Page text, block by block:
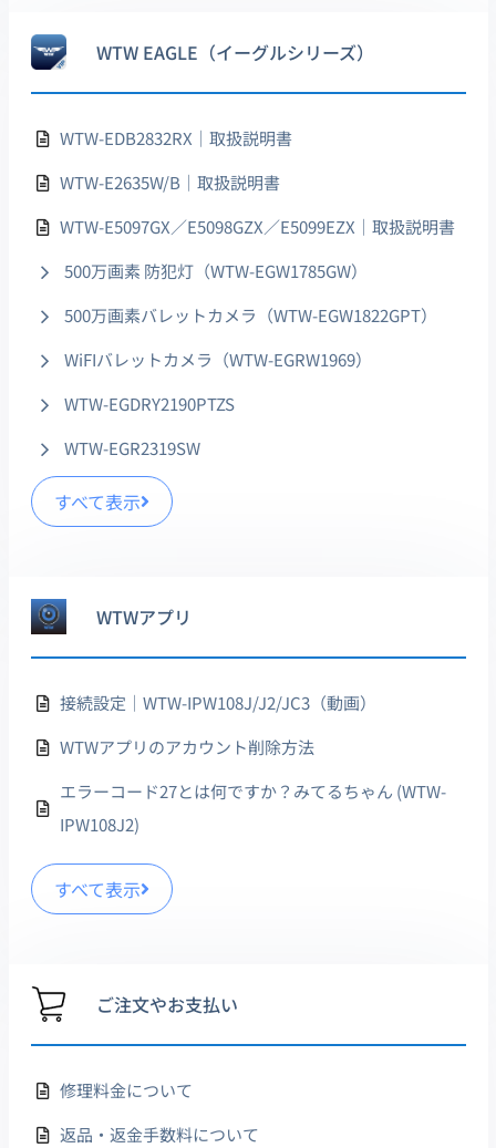
WTW EAGLE（イーグルシリーズ）
WTW-EDB2832RX｜取扱説明書
WTW-E2635W/B｜取扱説明書
WTW-E5097GX／E5098GZX／E5099EZX｜取扱説明書
500万画素 防犯灯（WTW-EGW1785GW）
500万画素バレットカメラ（WTW-EGW1822GPT）
WiFIバレットカメラ（WTW-EGRW1969）
WTW-EGDRY2190PTZS
WTW-EGR2319SW
すべて表示
WTWアプリ
接続設定｜WTW-IPW108J/J2/JC3（動画）
WTWアプリのアカウント削除方法
エラーコード27とは何ですか？みてるちゃん (WTW-
IPW108J2)
すべて表示
ご注文やお支払い
修理料金について
返品・返金手数料について